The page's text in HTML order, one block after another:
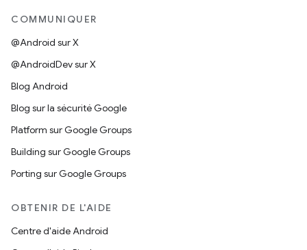
COMMUNIQUER
@Android sur X
@AndroidDev sur X
Blog Android
Blog sur la sécurité Google
Platform sur Google Groups
Building sur Google Groups
Porting sur Google Groups
OBTENIR DE L'AIDE
Centre d'aide Android